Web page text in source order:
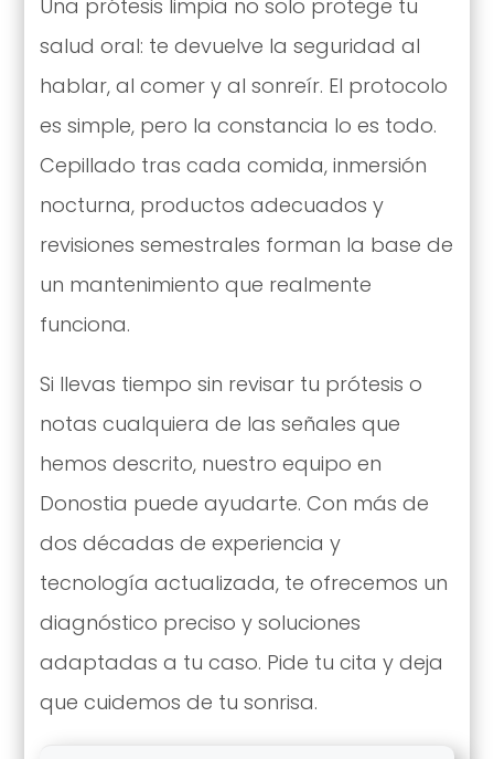
Una prótesis limpia no solo protege tu
salud oral: te devuelve la seguridad al
hablar, al comer y al sonreír. El protocolo
es simple, pero la constancia lo es todo.
Cepillado tras cada comida, inmersión
nocturna, productos adecuados y
revisiones semestrales forman la base de
un mantenimiento que realmente
funciona.
Si llevas tiempo sin revisar tu prótesis o
notas cualquiera de las señales que
hemos descrito, nuestro equipo en
Donostia puede ayudarte. Con más de
dos décadas de experiencia y
tecnología actualizada, te ofrecemos un
diagnóstico preciso y soluciones
adaptadas a tu caso. Pide tu cita y deja
que cuidemos de tu sonrisa.